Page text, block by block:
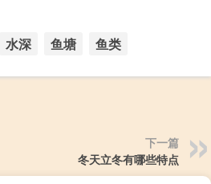
水深 鱼塘 鱼类
下一篇
冬天立冬有哪些特点